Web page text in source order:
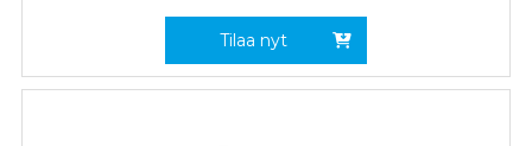
Tilaa nyt